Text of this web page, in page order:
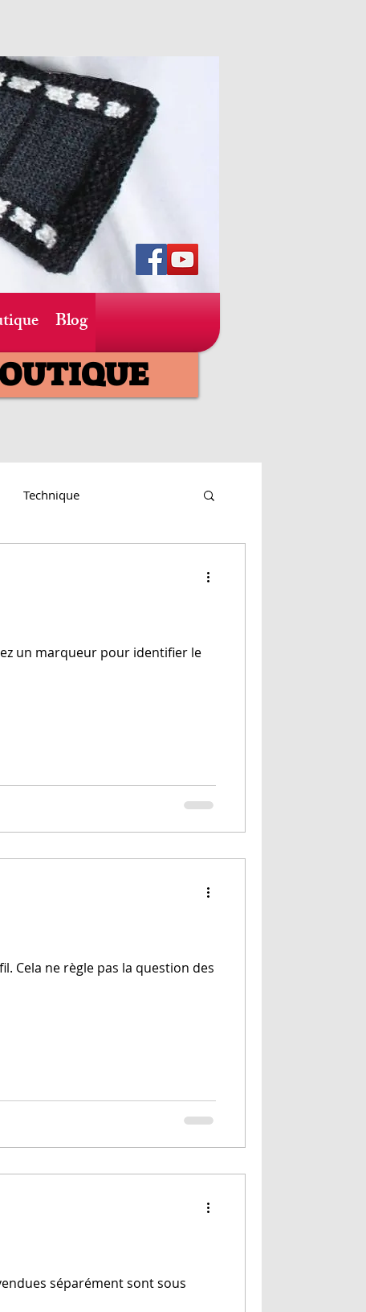
Blog
Technique
un marqueur pour identifier le
Cela ne règle pas la question des
séparément sont sous